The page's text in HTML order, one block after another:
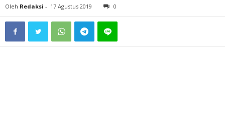
Oleh Redaksi - 17 Agustus 2019 0